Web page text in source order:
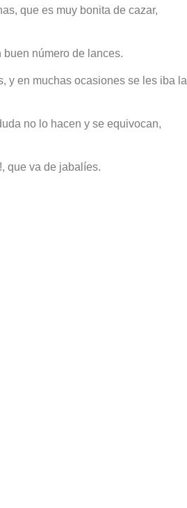
que es muy bonita de cazar,
número de lances.
y en muchas ocasiones se les iba la
no lo hacen y se equivocan,
que va de jabalíes.